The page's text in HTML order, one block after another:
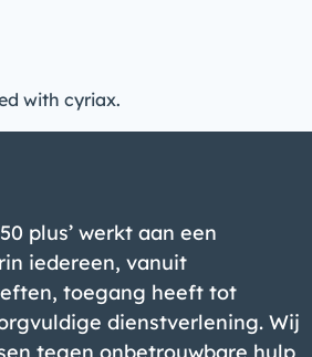
with cyriax.
plus’ werkt aan een
iedereen, vanuit
toegang heeft tot
dienstverlening. Wij